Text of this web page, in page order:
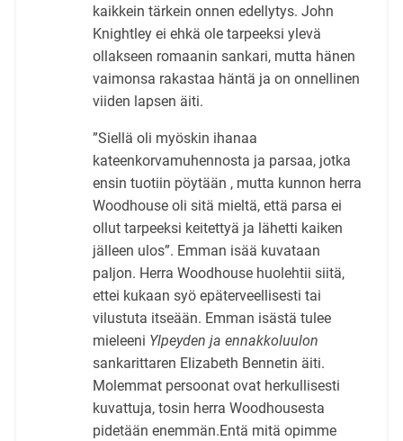
kaikkein tärkein onnen edellytys. John
Knightley ei ehkä ole tarpeeksi ylevä
ollakseen romaanin sankari, mutta hänen
vaimonsa rakastaa häntä ja on onnellinen
viiden lapsen äiti.
”Siellä oli myöskin ihanaa
kateenkorvamuhennosta ja parsaa, jotka
ensin tuotiin pöytään , mutta kunnon herra
Woodhouse oli sitä mieltä, että parsa ei
ollut tarpeeksi keitettyä ja lähetti kaiken
jälleen ulos”. Emman isää kuvataan
paljon. Herra Woodhouse huolehtii siitä,
ettei kukaan syö epäterveellisesti tai
vilustuta itseään. Emman isästä tulee
mieleeni Ylpeyden ja ennakkoluulon
sankarittaren Elizabeth Bennetin äiti.
Molemmat persoonat ovat herkullisesti
kuvattuja, tosin herra Woodhousesta
pidetään enemmän.Entä mitä opimme